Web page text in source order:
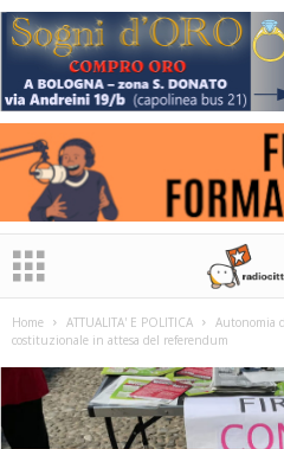
Home ATTUALITA' E POLITICA
Autonomia
costituzionale in attesa del referendum